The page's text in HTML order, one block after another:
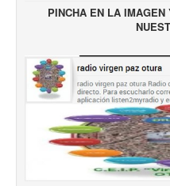
CENTRO
SECRETARÍA
NOTICIAS
ENLACES
SERVICIOS
SITUACIONES DE
PINCHA EN LA